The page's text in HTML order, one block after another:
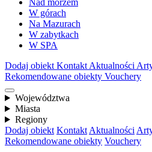
Nad morzem
W górach
Na Mazurach
W zabytkach
W SPA
Dodaj obiekt Kontakt Aktualności
Rekomendowane obiekty Vouchery
Województwa
Miasta
Regiony
Dodaj obiekt Kontakt Aktualności
Rekomendowane obiekty Vouchery